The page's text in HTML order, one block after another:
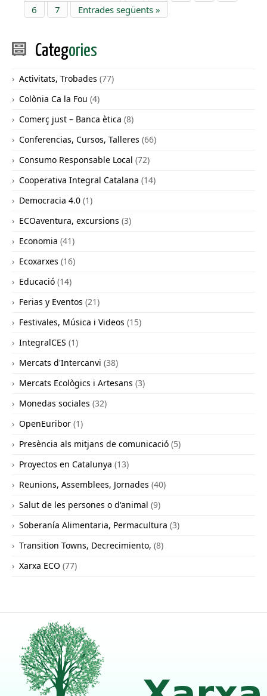
6
7 Entrades següents »
Categories
Activitats, Trobades (77)
Colònia Ca la Fou (4)
Comerç just – Banca ètica (8)
Conferencias, Cursos, Talleres (66)
Consumo Responsable Local (72)
Cooperativa Integral Catalana (14)
Democracia 4.0 (1)
ECOaventura, excursions (3)
Economia (41)
Ecoxarxes (16)
Educació (14)
Ferias y Eventos (21)
Festivales, Música i Videos (15)
IntegralCES (1)
Mercats d'Intercanvi (38)
Mercats Ecològics i Artesans (3)
Monedas sociales (32)
OpenEuribor (1)
Presència als mitjans de comunicació (5)
Proyectos en Catalunya (13)
Reunions, Assemblees, Jornades (40)
Salut de les persones o d'animal (9)
Soberanía Alimentaria, Permacultura (3)
Transition Towns, Decrecimiento, (8)
Xarxa ECO (77)